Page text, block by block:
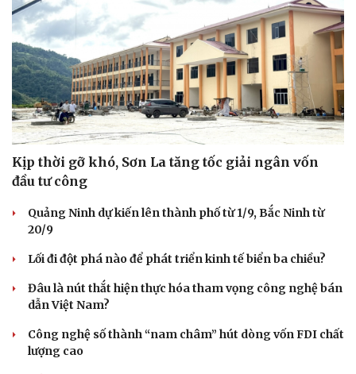
Kịp thời gỡ khó, Sơn La tăng tốc giải ngân vốn
đầu tư công
Quảng Ninh dự kiến lên thành phố từ 1/9, Bắc Ninh từ
20/9
Lối đi đột phá nào để phát triển kinh tế biển ba chiều?
Đâu là nút thắt hiện thực hóa tham vọng công nghệ bán
dẫn Việt Nam?
Công nghệ số thành “nam châm” hút dòng vốn FDI chất
lượng cao